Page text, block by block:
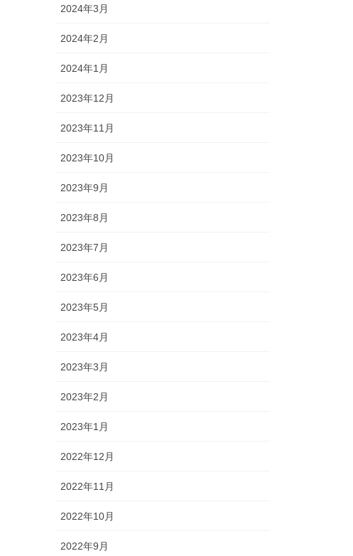
2024年3月
2024年2月
2024年1月
2023年12月
2023年11月
2023年10月
2023年9月
2023年8月
2023年7月
2023年6月
2023年5月
2023年4月
2023年3月
2023年2月
2023年1月
2022年12月
2022年11月
2022年10月
2022年9月